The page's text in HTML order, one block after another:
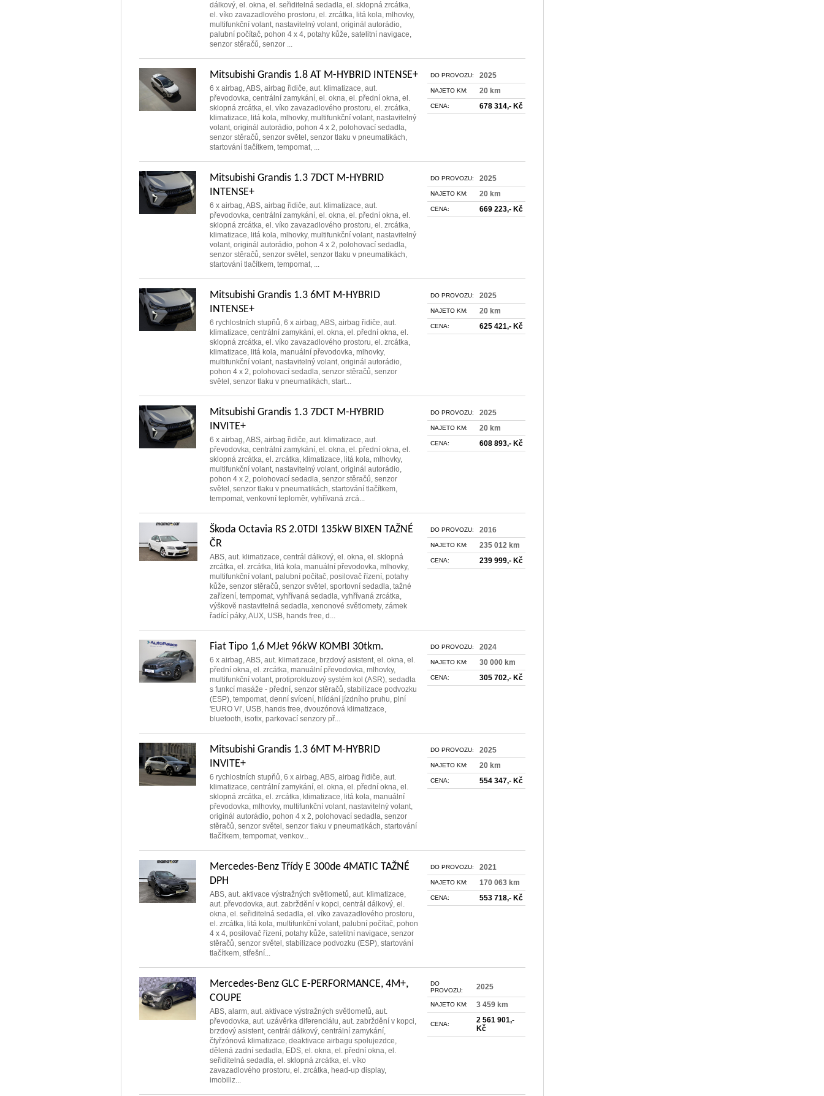
dálkový, el. okna, el. seřiditelná sedadla, el. sklopná zrcátka,
el. víko zavazadlového prostoru, el. zrcátka, litá kola, mlhovky,
multifunkční volant, nastavitelný volant, originál autorádio,
palubní počítač, pohon 4 x 4, potahy kůže, satelitní navigace,
senzor stěračů, senzor ...
Mitsubishi Grandis 1.8 AT M-HYBRID INTENSE+
6 x airbag, ABS, airbag řidiče, aut. klimatizace, aut.
převodovka, centrální zamykání, el. okna, el. přední okna, el.
sklopná zrcátka, el. víko zavazadlového prostoru, el. zrcátka,
klimatizace, litá kola, mlhovky, multifunkční volant, nastavitelný
volant, originál autorádio, pohon 4 x 2, polohovací sedadla,
senzor stěračů, senzor světel, senzor tlaku v pneumatikách,
startování tlačítkem, tempomat, ...
DO PROVOZU: 2025
NAJETO KM: 20 km
CENA: 678 314,- Kč
Mitsubishi Grandis 1.3 7DCT M-HYBRID
INTENSE+
6 x airbag, ABS, airbag řidiče, aut. klimatizace, aut.
převodovka, centrální zamykání, el. okna, el. přední okna, el.
sklopná zrcátka, el. víko zavazadlového prostoru, el. zrcátka,
klimatizace, litá kola, mlhovky, multifunkční volant, nastavitelný
volant, originál autorádio, pohon 4 x 2, polohovací sedadla,
senzor stěračů, senzor světel, senzor tlaku v pneumatikách,
startování tlačítkem, tempomat, ...
DO PROVOZU: 2025
NAJETO KM: 20 km
CENA: 669 223,- Kč
Mitsubishi Grandis 1.3 6MT M-HYBRID
INTENSE+
6 rychlostních stupňů, 6 x airbag, ABS, airbag řidiče, aut.
klimatizace, centrální zamykání, el. okna, el. přední okna, el.
sklopná zrcátka, el. víko zavazadlového prostoru, el. zrcátka,
klimatizace, litá kola, manuální převodovka, mlhovky,
multifunkční volant, nastavitelný volant, originál autorádio,
pohon 4 x 2, polohovací sedadla, senzor stěračů, senzor
světel, senzor tlaku v pneumatikách, start...
DO PROVOZU: 2025
NAJETO KM: 20 km
CENA: 625 421,- Kč
Mitsubishi Grandis 1.3 7DCT M-HYBRID
INVITE+
6 x airbag, ABS, airbag řidiče, aut. klimatizace, aut.
převodovka, centrální zamykání, el. okna, el. přední okna, el.
sklopná zrcátka, el. zrcátka, klimatizace, litá kola, mlhovky,
multifunkční volant, nastavitelný volant, originál autorádio,
pohon 4 x 2, polohovací sedadla, senzor stěračů, senzor
světel, senzor tlaku v pneumatikách, startování tlačítkem,
tempomat, venkovní teploměr, vyhřívaná zrcá...
DO PROVOZU: 2025
NAJETO KM: 20 km
CENA: 608 893,- Kč
Škoda Octavia RS 2.0TDI 135kW BIXEN TAŽNÉ
ČR
ABS, aut. klimatizace, centrál dálkový, el. okna, el. sklopná
zrcátka, el. zrcátka, litá kola, manuální převodovka, mlhovky,
multifunkční volant, palubní počítač, posilovač řízení, potahy
kůže, senzor stěračů, senzor světel, sportovní sedadla, tažné
zařízení, tempomat, vyhřívaná sedadla, vyhřívaná zrcátka,
výškově nastavitelná sedadla, xenonové světlomety, zámek
řadící páky, AUX, USB, hands free, d...
DO PROVOZU: 2016
NAJETO KM: 235 012 km
CENA: 239 999,- Kč
Fiat Tipo 1,6 MJet 96kW KOMBI 30tkm.
6 x airbag, ABS, aut. klimatizace, brzdový asistent, el. okna, el.
přední okna, el. zrcátka, manuální převodovka, mlhovky,
multifunkční volant, protiprokluzový systém kol (ASR), sedadla
s funkcí masáže - přední, senzor stěračů, stabilizace podvozku
(ESP), tempomat, denní svícení, hlídání jízdního pruhu, plní
'EURO VI', USB, hands free, dvouzónová klimatizace,
bluetooth, isofix, parkovací senzory př...
DO PROVOZU: 2024
NAJETO KM: 30 000 km
CENA: 305 702,- Kč
Mitsubishi Grandis 1.3 6MT M-HYBRID
INVITE+
6 rychlostních stupňů, 6 x airbag, ABS, airbag řidiče, aut.
klimatizace, centrální zamykání, el. okna, el. přední okna, el.
sklopná zrcátka, el. zrcátka, klimatizace, litá kola, manuální
převodovka, mlhovky, multifunkční volant, nastavitelný volant,
originál autorádio, pohon 4 x 2, polohovací sedadla, senzor
stěračů, senzor světel, senzor tlaku v pneumatikách, startování
tlačítkem, tempomat, venkov...
DO PROVOZU: 2025
NAJETO KM: 20 km
CENA: 554 347,- Kč
Mercedes-Benz Třídy E 300de 4MATIC TAŽNÉ
DPH
ABS, aut. aktivace výstražných světlometů, aut. klimatizace,
aut. převodovka, aut. zabrždění v kopci, centrál dálkový, el.
okna, el. seřiditelná sedadla, el. víko zavazadlového prostoru,
el. zrcátka, litá kola, multifunkční volant, palubní počítač, pohon
4 x 4, posilovač řízení, potahy kůže, satelitní navigace, senzor
stěračů, senzor světel, stabilizace podvozku (ESP), startování
tlačítkem, střešní...
DO PROVOZU: 2021
NAJETO KM: 170 063 km
CENA: 553 718,- Kč
Mercedes-Benz GLC E-PERFORMANCE, 4M+,
COUPE
ABS, alarm, aut. aktivace výstražných světlometů, aut.
převodovka, aut. uzávěrka diferenciálu, aut. zabrždění v kopci,
brzdový asistent, centrál dálkový, centrální zamykání,
čtyřzónová klimatizace, deaktivace airbagu spolujezdce,
dělená zadní sedadla, EDS, el. okna, el. přední okna, el.
seřiditelná sedadla, el. sklopná zrcátka, el. víko
zavazadlového prostoru, el. zrcátka, head-up display,
imobiliz...
DO
PROVOZU:
2025
NAJETO KM: 3 459 km
CENA:
2 561 901,-
Kč